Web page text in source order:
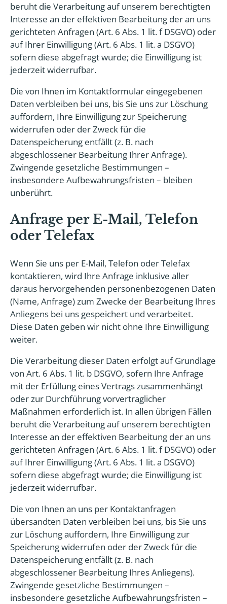
beruht die Verarbeitung auf unserem berechtigten
Interesse an der effektiven Bearbeitung der an uns
gerichteten Anfragen (Art. 6 Abs. 1 lit. f DSGVO) oder
auf Ihrer Einwilligung (Art. 6 Abs. 1 lit. a DSGVO)
sofern diese abgefragt wurde; die Einwilligung ist
jederzeit widerrufbar.
Die von Ihnen im Kontaktformular eingegebenen
Daten verbleiben bei uns, bis Sie uns zur Löschung
auffordern, Ihre Einwilligung zur Speicherung
widerrufen oder der Zweck für die
Datenspeicherung entfällt (z. B. nach
abgeschlossener Bearbeitung Ihrer Anfrage).
Zwingende gesetzliche Bestimmungen –
insbesondere Aufbewahrungsfristen – bleiben
unberührt.
Anfrage per E-Mail, Telefon
oder Telefax
Wenn Sie uns per E-Mail, Telefon oder Telefax
kontaktieren, wird Ihre Anfrage inklusive aller
daraus hervorgehenden personenbezogenen Daten
(Name, Anfrage) zum Zwecke der Bearbeitung Ihres
Anliegens bei uns gespeichert und verarbeitet.
Diese Daten geben wir nicht ohne Ihre Einwilligung
weiter.
Die Verarbeitung dieser Daten erfolgt auf Grundlage
von Art. 6 Abs. 1 lit. b DSGVO, sofern Ihre Anfrage
mit der Erfüllung eines Vertrags zusammenhängt
oder zur Durchführung vorvertraglicher
Maßnahmen erforderlich ist. In allen übrigen Fällen
beruht die Verarbeitung auf unserem berechtigten
Interesse an der effektiven Bearbeitung der an uns
gerichteten Anfragen (Art. 6 Abs. 1 lit. f DSGVO) oder
auf Ihrer Einwilligung (Art. 6 Abs. 1 lit. a DSGVO)
sofern diese abgefragt wurde; die Einwilligung ist
jederzeit widerrufbar.
Die von Ihnen an uns per Kontaktanfragen
übersandten Daten verbleiben bei uns, bis Sie uns
zur Löschung auffordern, Ihre Einwilligung zur
Speicherung widerrufen oder der Zweck für die
Datenspeicherung entfällt (z. B. nach
abgeschlossener Bearbeitung Ihres Anliegens).
Zwingende gesetzliche Bestimmungen –
insbesondere gesetzliche Aufbewahrungsfristen –